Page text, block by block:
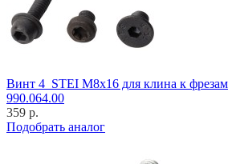
Винт 4_STEI M8x16 для клина к
990.064.00
359 р.
Подобрать аналог